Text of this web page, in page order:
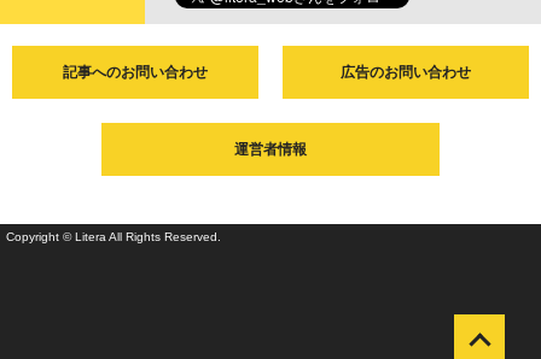
記事へのお問い合わせ 広告のお問い合わせ
運営者情報
Copyright © Litera All Rights Reserved.